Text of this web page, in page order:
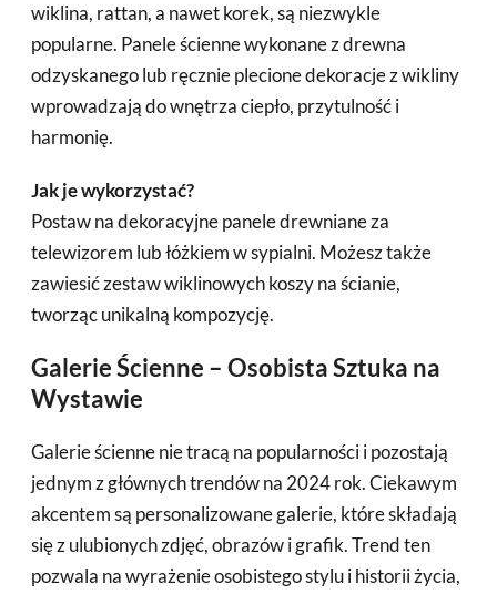
wiklina, rattan, a nawet korek, są niezwykle
popularne. Panele ścienne wykonane z drewna
odzyskanego lub ręcznie plecione dekoracje z wikliny
wprowadzają do wnętrza ciepło, przytulność i
harmonię.
Jak je wykorzystać?
Postaw na dekoracyjne panele drewniane za
telewizorem lub łóżkiem w sypialni. Możesz także
zawiesić zestaw wiklinowych koszy na ścianie,
tworząc unikalną kompozycję.
Galerie Ścienne – Osobista Sztuka na
Wystawie
Galerie ścienne nie tracą na popularności i pozostają
jednym z głównych trendów na 2024 rok. Ciekawym
akcentem są personalizowane galerie, które składają
się z ulubionych zdjęć, obrazów i grafik. Trend ten
pozwala na wyrażenie osobistego stylu i historii życia,